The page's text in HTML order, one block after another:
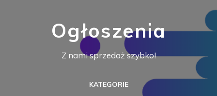
Ogłoszenia
Z nami sprzedaż szybko!
KATEGORIE